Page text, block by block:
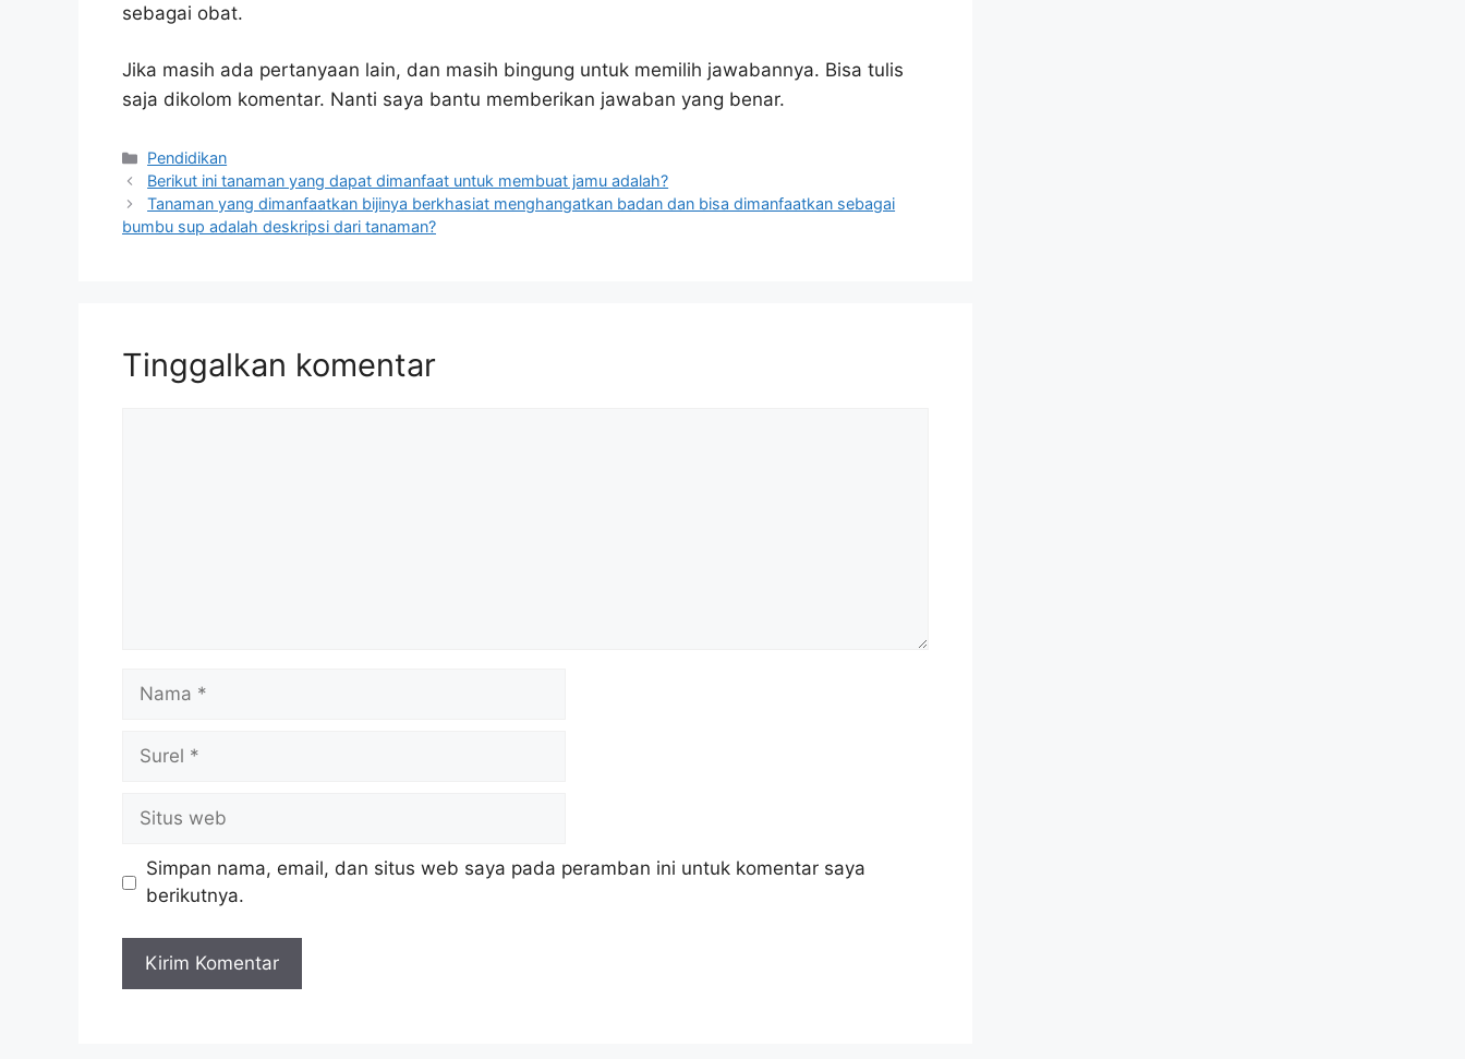
sebagai obat.
Jika masih ada pertanyaan lain, dan masih bingung untuk memilih jawabannya. Bisa tulis
saja dikolom komentar. Nanti saya bantu memberikan jawaban yang benar.
Kategori
Pendidikan
Berikut ini tanaman yang dapat dimanfaat untuk membuat jamu adalah?
Tanaman yang dimanfaatkan bijinya berkhasiat menghangatkan badan dan bisa dimanfaatkan sebagai
bumbu sup adalah deskripsi dari tanaman?
Tinggalkan komentar
Nama
Surel
Situs
web
Simpan nama, email, dan situs web saya pada peramban ini untuk komentar saya
berikutnya.